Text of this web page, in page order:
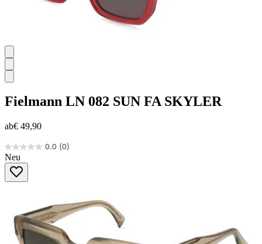
Fielmann LN 082 SUN FA SKYLER
ab€ 49,90
0.0 (0)
0.0
von
Sternen.
Neu